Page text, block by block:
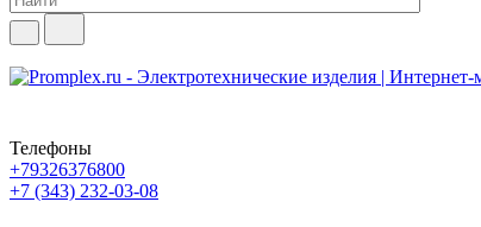
Телефоны
+79326376800
+7 (343) 232-03-08